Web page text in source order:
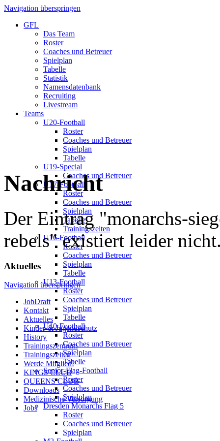
Navigation überspringen
GFL
Das Team
Roster
Coaches und Betreuer
Spielplan
Tabelle
Statistik
Namensdatenbank
Recruiting
Livestream
Teams
U20-Football
Roster
Coaches und Betreuer
Spielplan
Tabelle
U19-Special
Coaches und Betreuer
U17-Football
Roster
Coaches und Betreuer
Spielplan
Tabelle
Trainingszeiten
U16-Football
Roster
Coaches und Betreuer
Spielplan
Tabelle
U13-Football
Roster
Coaches und Betreuer
Spielplan
Tabelle
U10-Football
Roster
Coaches und Betreuer
Spielplan
Tabelle
Senior-Flag-Football
Roster
Coaches und Betreuer
Spielplan
Dresden Monarchs Flag 5
Roster
Coaches und Betreuer
Spielplan
Nachricht
Der Eintrag "monarchs-
rebels" existiert leider
Aktuelles
Navigation überspringen
JobDraft
Kontakt
Aktuelles
Kinder-& Jugendschutz
History
Trainingszentrum
Trainingszeiten
Werde Mitglied!
KINGS CLUB
QUEENS CLUB
Downloads
Medizinische Versorgung
Jobs